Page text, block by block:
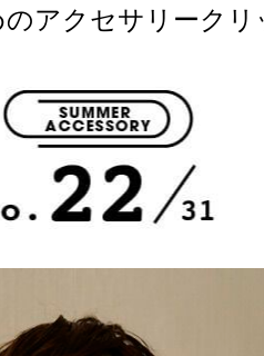
アクセサリークリ